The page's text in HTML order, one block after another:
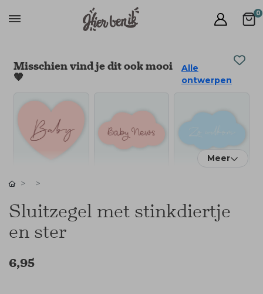
0
Misschien vind je dit ook mooi
🧡
Alle
ontwerpen
Meer
Sluitzegel met stinkdiertje
en ster
6,95